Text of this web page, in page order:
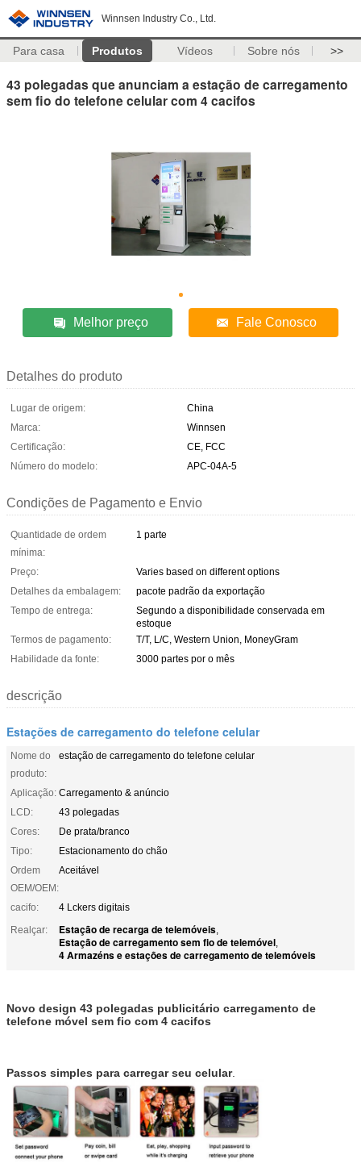
Winnsen Industry Co., Ltd.
Para casa Produtos Vídeos Sobre nós >>
43 polegadas que anunciam a estação de carregamento
sem fio do telefone celular com 4 cacifos
Melhor preço Fale Conosco
Detalhes do produto
Lugar de origem:
China
Marca:
Winnsen
Certificação:
CE, FCC
Número do modelo:
APC-04A-5
Condições de Pagamento e Envio
Quantidade de ordem
mínima:
1 parte
Preço:
Varies based on different options
Detalhes da embalagem:
pacote padrão da exportação
Tempo de entrega:
Segundo a disponibilidade conservada em
estoque
Termos de pagamento:
T/T, L/C, Western Union, MoneyGram
Habilidade da fonte:
3000 partes por o mês
descrição
Estações de carregamento do telefone celular
Nome do
produto:
estação de carregamento do telefone celular
Aplicação: Carregamento & anúncio
LCD:
43 polegadas
Cores:
De prata/branco
Tipo:
Estacionamento do chão
Ordem
OEM/OEM:
Aceitável
cacifo:
4 Lckers digitais
Realçar:
Estação de recarga de telemóveis,
Estação de carregamento sem fio de telemóvel,
4 Armazéns e estações de carregamento de telemóveis
Novo design 43 polegadas publicitário carregamento de
telefone móvel sem fio com 4 cacifos
Passos simples para carregar seu celular.